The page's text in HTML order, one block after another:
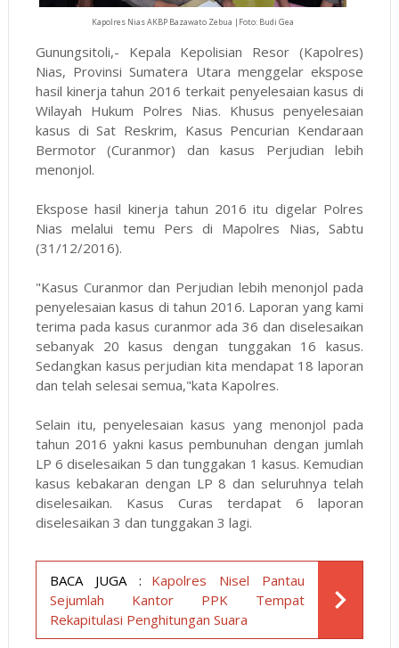
Kapolres Nias AKBP Bazawato Zebua |Foto: Budi Gea
Gunungsitoli,- Kepala Kepolisian Resor (Kapolres)
Nias, Provinsi Sumatera Utara menggelar ekspose
hasil kinerja tahun 2016 terkait penyelesaian kasus di
Wilayah Hukum Polres Nias. Khusus penyelesaian
kasus di Sat Reskrim, Kasus Pencurian Kendaraan
Bermotor (Curanmor) dan kasus Perjudian lebih
menonjol.
Ekspose hasil kinerja tahun 2016 itu digelar Polres
Nias melalui temu Pers di Mapolres Nias, Sabtu
(31/12/2016).
"Kasus Curanmor dan Perjudian lebih menonjol pada
penyelesaian kasus di tahun 2016. Laporan yang kami
terima pada kasus curanmor ada 36 dan diselesaikan
sebanyak 20 kasus dengan tunggakan 16 kasus.
Sedangkan kasus perjudian kita mendapat 18 laporan
dan telah selesai semua,"kata Kapolres.
Selain itu, penyelesaian kasus yang menonjol pada
tahun 2016 yakni kasus pembunuhan dengan jumlah
LP 6 diselesaikan 5 dan tunggakan 1 kasus. Kemudian
kasus kebakaran dengan LP 8 dan seluruhnya telah
diselesaikan. Kasus Curas terdapat 6 laporan
diselesaikan 3 dan tunggakan 3 lagi.
BACA JUGA :
Kapolres Nisel Pantau
Sejumlah Kantor PPK Tempat
Rekapitulasi Penghitungan Suara